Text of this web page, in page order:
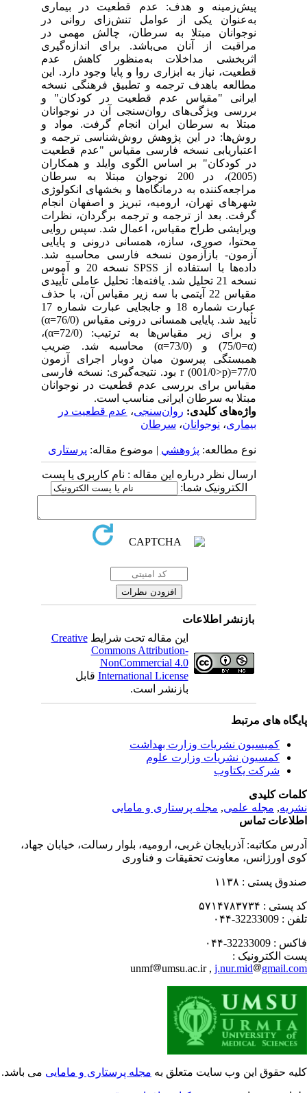
پیش‌زمینه و هدف: عدم قطعیت در بیماری
به‌عنوان یکی از عوامل تنش‌زای روانی در
نوجوانان مبتلا به سرطان، چالش مهمی در
مراقبت از آنان می‌باشد. برای اندازه‌گیری
اثربخشی مداخلات به‌منظور کاهش عدم
قطعیت، نیاز به ابزاری روا و پایا وجود دارد. این
مطالعه باهدف ترجمه و تطبیق فرهنگی نسخه
ایرانی "مقیاس عدم قطعیت در کودکان" و
بررسی ویژگی‌های روان‌سنجی آن در نوجوانان
مبتلا به سرطان ایران انجام گرفت. مواد و
روش‌ها: در این پژوهش روش‌شناسی ترجمه و
اعتباریابی نسخه فارسی مقیاس "عدم قطعیت
در کودکان" بر اساس الگوی وایلد و همکاران
(2005)، در 200 نوجوان مبتلا به سرطان
مراجعه‌کننده به درمانگاه‌ها و بخش‎های انکولوژی
شهرهای تهران، ارومیه، تبریز و اصفهان انجام
گرفت. بعد از ترجمه و ترجمه برگردان، نظرات
ویرایشی طراح مقیاس، اعمال شد. سپس روایی
محتوا، صوری، سازه، همسانی درونی و پایایی
آزمون- بازآزمون نسخه فارسی محاسبه شد.
داده‌ها با استفاده از SPSS نسخه 20 و آموس
نسخه 21 تحلیل شد. یافته‌ها: تحلیل عاملی تأییدی
مقیاس 22 آیتمی با سه زیر مقیاس آن، با حذف
عبارت شماره 18 و جابجایی عبارت شماره 17
تأیید شد. پایایی همسانی درونی مقیاس (76/0=α)
و برای زیر مقیاس‌ها به ترتیب: (72/0=α)،
(75/0=α) و (73/0=α) محاسبه شد. ضریب
همبستگی پیرسون میان دوبار اجرای آزمون
77/0=r (001/0>p) بود. نتیجه‌گیری: نسخه فارسی
مقیاس برای بررسی عدم قطعیت در نوجوانان
مبتلا به سرطان ایرانی مناسب است.
واژه‌های کلیدی:روان‌سنجی،عدم قطعیت در
بیماری،نوجوانان،سرطان
نوع مطالعه:پژوهشي| موضوع مقاله:پرستاری
ارسال نظر درباره این مقاله : نام کاربری یا پست
الکترونیک شما:
بازنشر اطلاعات
این مقاله تحت شرایطCreative
Commons Attribution-
NonCommercial 4.0
International Licenseقابل
بازنشر است.
های مرتبط
کمیسیون نشریات وزارت بهداشت
کمسیون نشریات وزارت علوم
شرکت یکتاوب
کلیدی
,مجله علمی, مجله پرستاری و مامایی
تماس
مکاتبه:آذربایجان غربی، ارومیه، بلوار رسالت، خیابان جهاد،
اورژانس، معاونت تحقیقات و فناوری
پستی : ۱۱۳۸
پستی : ۵۷۱۴۷۸۳۷۳۴
: 32233009-۰۴۴
: 32233009-۰۴۴
الکترونیک :
unmf
umsu.ac.ir ,j.nur.mid
حقوق این وب سایت متعلق بهمجله پرستاری و ماماییمی باشد.